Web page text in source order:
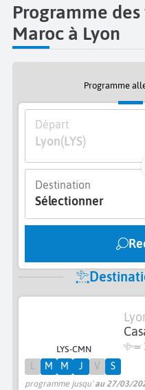
Programme
Maroc à Lyon
Programme
Départ
Lyon(LYS)
Destination
Sélectionner
LYS-CMN ≃
programme jusqu'au 27/03/
L M M J V S